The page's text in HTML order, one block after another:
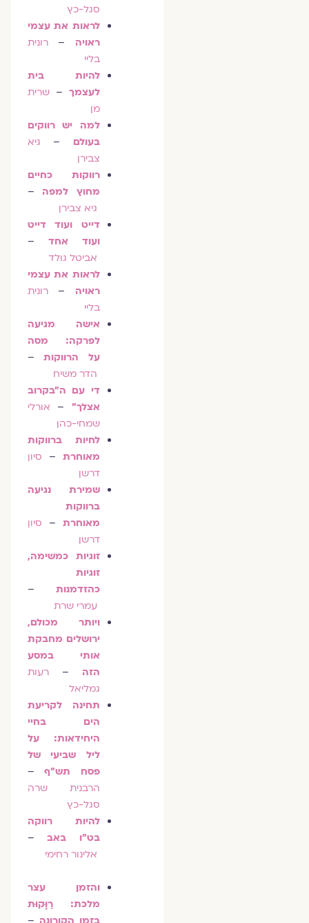
סגל-כץ
לראות את עצמי
ראויה–
רונית
בליי
להיות בית
לעצמך–שרית
מן
למה יש רווקים
בעולם–
גיא
צבירן
רווקות כחיים
מחוץ למפה–
גיא צבירן
דייט ועוד דייט
ועוד אחד–
אביטל גולד
לראות את עצמי
ראויה–
רונית
בליי
אישה מגיעה
לפרקה: מסה
על הרווקות–
הדר משיח
די עם ה"בקרוב
אצלך"– אורלי
שמחי-כהן
לחיות ברווקות
מאוחרת– סיון
דרשן
שמירת נגיעה
ברווקות
מאוחרת – סיון
דרשן
זוגיות כמשימה,
זוגיות
כהזדמנות–
עמרי שרת
ויותר מכולם,
ירושלים מחבקת
אותי במסע
הזה–
רעות
גמליאל
תחינה לקריעת
הים בחיי
היחידאות: על
ליל שביעי של
פסח תש״ף–
הרבנית שרה
סגל-כץ
להיות רווקה
בט"ו באב–
אלינור רחימי
והזמן עצר
מלכת: רַוָּקוּת
בזמן הקורונה–